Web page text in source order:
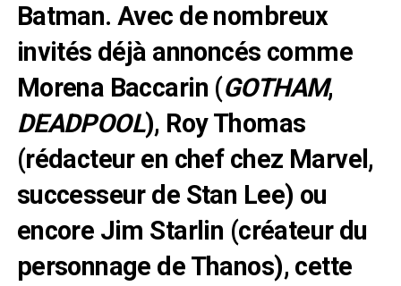
Batman. Avec de nombreux
invités déjà annoncés comme
Morena Baccarin (GOTHAM,
DEADPOOL), Roy Thomas
(rédacteur en chef chez Marvel,
successeur de Stan Lee) ou
encore Jim Starlin (créateur du
personnage de Thanos), cette